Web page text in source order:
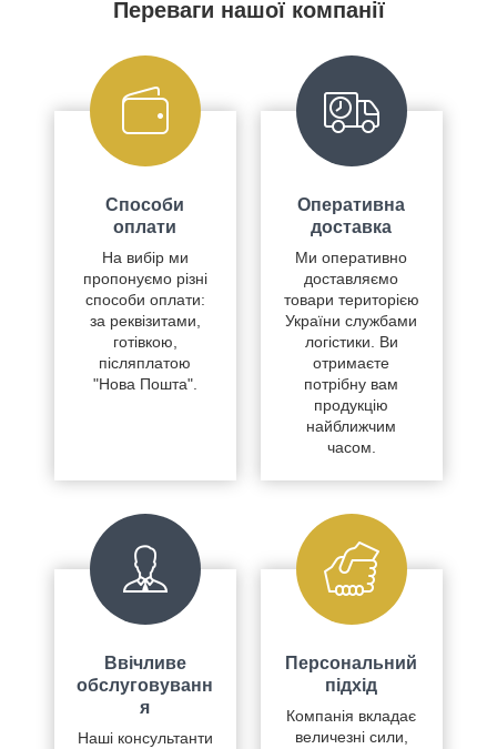
Переваги нашої компанії
Способи
оплати
На вибір ми
пропонуємо різні
способи оплати:
за реквізитами,
готівкою,
післяплатою
"Нова Пошта".
Оперативна
доставка
Ми оперативно
доставляємо
товари територією
України службами
логістики. Ви
отримаєте
потрібну вам
продукцію
найближчим
часом.
Ввічливе
обслуговуванн
я
Наші консультанти
Персональний
підхід
Компанія вкладає
величезні сили,